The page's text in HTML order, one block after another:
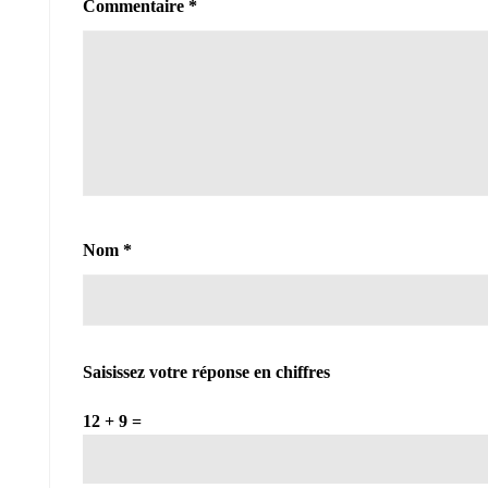
Commentaire *
Nom *
Saisissez votre réponse en chiffres
12 + 9 =